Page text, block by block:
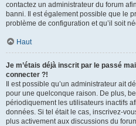
contactez un administrateur du forum
banni. Il est également possible que le
problème de configuration et qu’il soit
Haut
Je m’étais déjà inscrit par le passé
connecter ?!
Il est possible qu’un administrateur ait
pour une quelconque raison. De plus,
périodiquement les utilisateurs inactifs
données. Si tel était le cas, inscrivez-
plus activement aux discussions du